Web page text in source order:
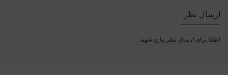
ارسال نظر
لطفا برای ارسال نظر وارد شوید.